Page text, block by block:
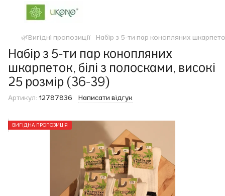
🌿Вигідні пропозиції Набір з 5-ти пар конопляних
Набір з 5-ти пар конопляних
шкарпеток, білі з полосками, високі
25 розмір (36-39)
Артикул: 12787836 Написати відгук
ВИГІДНА ПРОПОЗИЦІЯ